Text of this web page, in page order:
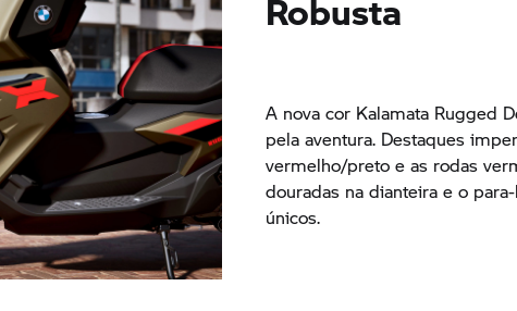
Robusta
A nova cor Kalamata Rugged
pela aventura. Destaques
vermelho/preto e as rodas
douradas na dianteira e o
únicos.